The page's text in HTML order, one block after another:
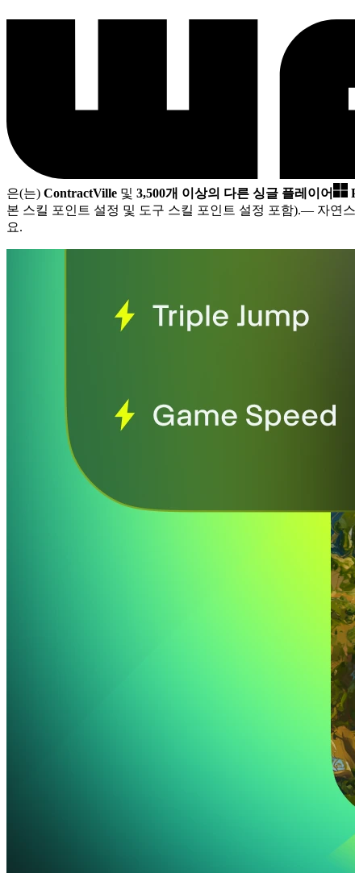
은(는) ContractVille 및 3,500개 이상의 다른 싱글 플레이어
본 스킬 포인트 설정 및 도구 스킬 포인트 설정 포함).— 자연스
요.